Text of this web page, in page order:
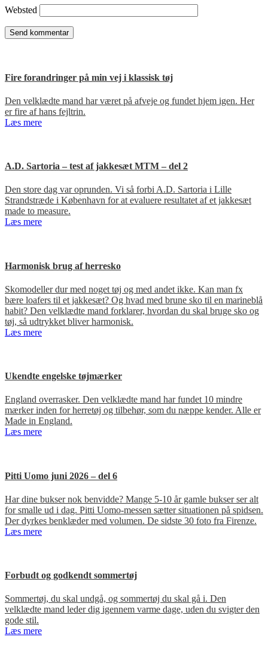
Websted
Fire forandringer på min vej i klassisk tøj
Den velklædte mand har været på afveje og fundet hjem igen. Her
er fire af hans fejltrin.
Læs mere
A.D. Sartoria – test af jakkesæt MTM – del 2
Den store dag var oprunden. Vi så forbi A.D. Sartoria i Lille
Strandstræde i København for at evaluere resultatet af et jakkesæt
made to measure.
Læs mere
Harmonisk brug af herresko
Skomodeller dur med noget tøj og med andet ikke. Kan man fx
bære loafers til et jakkesæt? Og hvad med brune sko til en marineblå
habit? Den velklædte mand forklarer, hvordan du skal bruge sko og
tøj, så udtrykket bliver harmonisk.
Læs mere
Ukendte engelske tøjmærker
England overrasker. Den velklædte mand har fundet 10 mindre
mærker inden for herretøj og tilbehør, som du næppe kender. Alle er
Made in England.
Læs mere
Pitti Uomo juni 2026 – del 6
Har dine bukser nok benvidde? Mange 5-10 år gamle bukser ser alt
for smalle ud i dag. Pitti Uomo-messen sætter situationen på spidsen.
Der dyrkes benklæder med volumen. De sidste 30 foto fra Firenze.
Læs mere
Forbudt og godkendt sommertøj
Sommertøj, du skal undgå, og sommertøj du skal gå i. Den
velklædte mand leder dig igennem varme dage, uden du svigter den
gode stil.
Læs mere